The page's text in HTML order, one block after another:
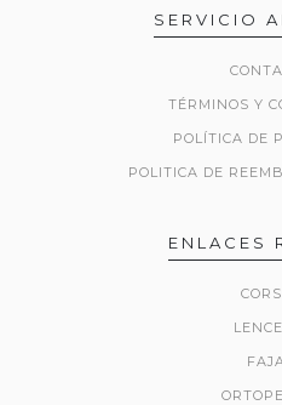
SERVICIO
TÉRMINOS Y
POLÍTICA DE
POLITICA DE
ENLACES